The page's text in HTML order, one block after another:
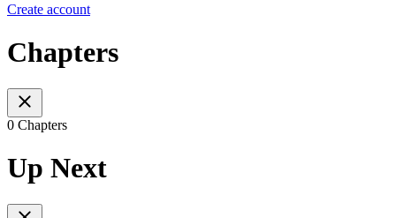
Create account
Chapters
0 Chapters
Up Next